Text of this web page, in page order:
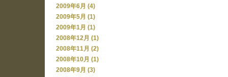
2009年6月 (4)
2009年5月 (1)
2009年1月 (1)
2008年12月 (1)
2008年11月 (2)
2008年10月 (1)
2008年9月 (3)